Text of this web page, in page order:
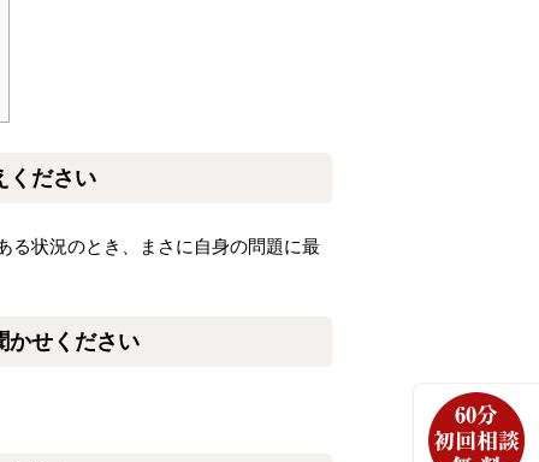
ください
る状況のとき、まさに自身の問題に最
かせください